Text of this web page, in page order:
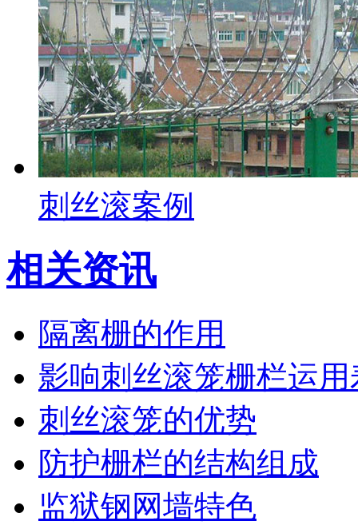
刺丝滚案例
相关资讯
隔离栅的作用
影响刺丝滚笼栅栏运
刺丝滚笼的优势
防护栅栏的结构组成
监狱钢网墙特色